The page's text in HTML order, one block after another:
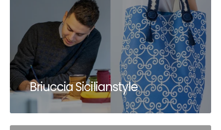
Briuccia Sicilianstyle